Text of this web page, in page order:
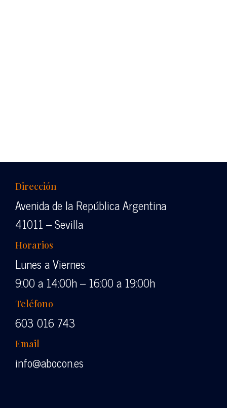
Dirección
Avenida de la República Argentina
41011 – Sevilla
Horarios
Lunes a Viernes
9:00 a 14:00h – 16:00 a 19:00h
Teléfono
603 016 743
Email
info@abocon.es